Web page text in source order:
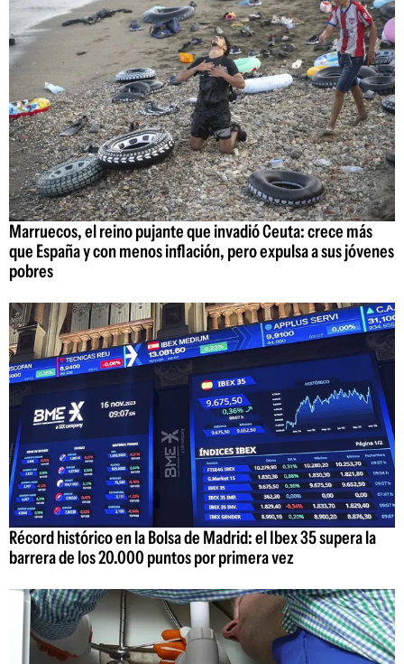
Marruecos, el reino pujante que invadió Ceuta: crece más
que España y con menos inflación, pero expulsa a sus jóvenes
pobres
Récord histórico en la Bolsa de Madrid: el Ibex 35 supera la
barrera de los 20.000 puntos por primera vez